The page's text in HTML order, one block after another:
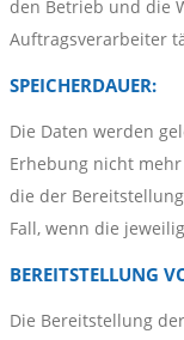
den Betrieb und die
Auftragsverarbeiter
SPEICHERDAUER:
Die Daten werden
Erhebung nicht
die der
Fall, wenn die
BEREITSTELLUNG
Die Bereitstellung